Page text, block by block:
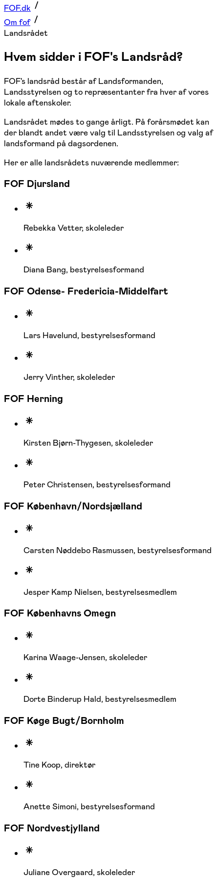
FOF.dk
Om fof
Landsrådet
Hvem sidder i FOF's Landsråd?
FOF's landsråd består af Landsformanden,
Landsstyrelsen og to repræsentanter fra hver af vores
lokale aftenskoler.
Landsrådet mødes to gange årligt. På forårsmødet kan
der blandt andet være valg til Landsstyrelsen og valg af
landsformand på dagsordenen.
Her er alle landsrådets nuværende medlemmer:
FOF Djursland
Rebekka Vetter, skoleleder
Diana Bang, bestyrelsesformand
FOF Odense- Fredericia-Middelfart
Lars Havelund, bestyrelsesformand
Jerry Vinther, skoleleder
FOF Herning
Kirsten Bjørn-Thygesen, skoleleder
Peter Christensen, bestyrelsesformand
FOF København/Nordsjælland
Carsten Nøddebo Rasmussen, bestyrelsesformand
Jesper Kamp Nielsen, bestyrelsesmedlem
FOF Københavns Omegn
Karina Waage-Jensen, skoleleder
Dorte Binderup Hald, bestyrelsesmedlem
FOF Køge Bugt/Bornholm
Tine Koop, direktør
Anette Simoni, bestyrelsesformand
FOF Nordvestjylland
Juliane Overgaard, skoleleder